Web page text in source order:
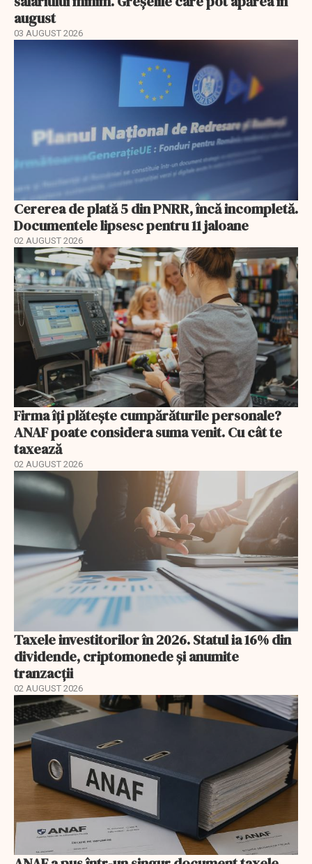
august
03 AUGUST 2026
Cererea de plată 5 din PNRR, încă incompletă.
Documentele lipsesc pentru 11 jaloane
02 AUGUST 2026
Firma îți plătește cumpărăturile personale?
ANAF poate considera suma venit. Cu cât te
taxează
02 AUGUST 2026
Taxele investitorilor în 2026. Statul ia 16% din
dividende, criptomonede și anumite
tranzacții
02 AUGUST 2026